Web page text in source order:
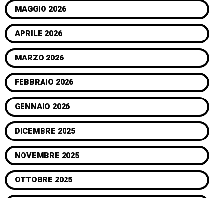
MAGGIO 2026
APRILE 2026
MARZO 2026
FEBBRAIO 2026
GENNAIO 2026
DICEMBRE 2025
NOVEMBRE 2025
OTTOBRE 2025